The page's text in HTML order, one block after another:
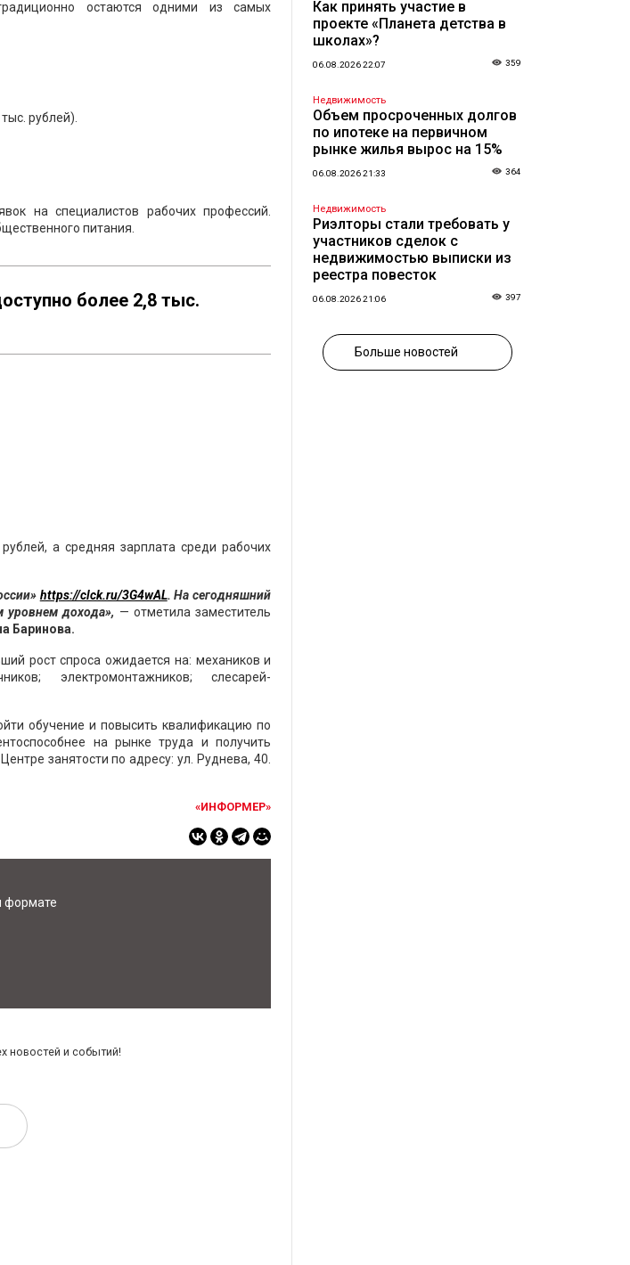
остаются одними из самых
рублей).
на специалистов рабочих профессий.
питания.
более 2,8 тыс.
а средняя зарплата среди рабочих
https://clck.ru/3G4wAL. На сегодняшний
уровнем дохода», — отметила заместитель
Баринова.
рост спроса ожидается на: механиков и
электромонтажников; слесарей-
обучение и повысить квалификацию по
на рынке труда и получить
занятости по адресу: ул. Руднева, 40.
«ИНФОРМЕР»
формате
новостей и событий!
Как принять участие в
проекте «Планета детства в
школах»?
06.08.2026 22:07 359
Недвижимость
Объем просроченных долгов
по ипотеке на первичном
рынке жилья вырос на 15%
06.08.2026 21:33 364
Недвижимость
Риэлторы стали требовать у
участников сделок с
недвижимостью выписки из
реестра повесток
06.08.2026 21:06 397
Больше новостей